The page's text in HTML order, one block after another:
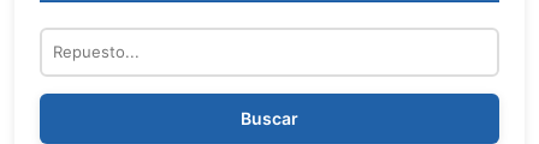
Repuesto
Buscar